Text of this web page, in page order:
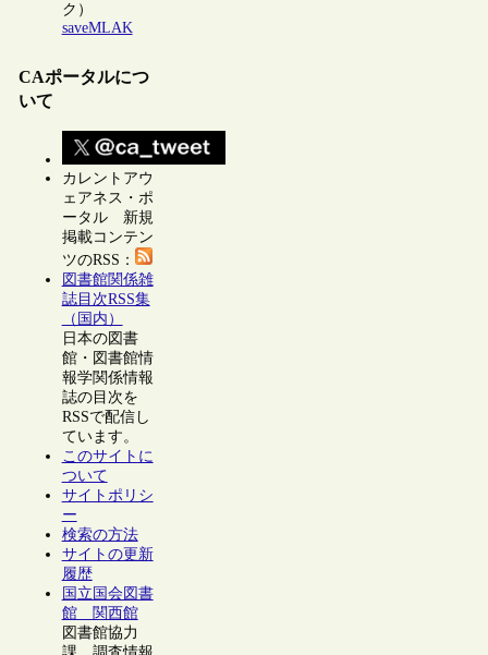
ク）
saveMLAK
CAポータルにつ
いて
カレントアウ
ェアネス・ポ
ータル 新規
掲載コンテン
ツのRSS：
図書館関係雑
誌目次RSS集
（国内）
日本の図書
館・図書館情
報学関係情報
誌の目次を
RSSで配信し
ています。
このサイトに
ついて
サイトポリシ
ー
検索の方法
サイトの更新
履歴
国立国会図書
館 関西館
図書館協力